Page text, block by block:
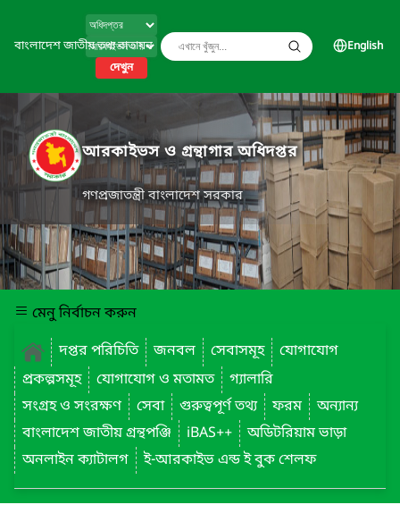
বাংলাদেশ জাতীয় তথ্য বাতায়ন
দেখুন
English
আরকাইভস ও গ্রন্থাগার অধিদপ্তর
গণপ্রজাতন্ত্রী বাংলাদেশ সরকার
মেনু নির্বাচন করুন
দপ্তর পরিচিতি
জনবল সেবাসমূহ
যোগাযোগ
প্রকল্পসমূহ
যোগাযোগ ও মতামত
গ্যালারি
সংগ্রহ ও সংরক্ষণ
সেবা গুরুত্বপূর্ণ তথ্য ফরম
অন্যান্য
বাংলাদেশ জাতীয় গ্রন্থপঞ্জি
iBAS++
অডিটরিয়াম ভাড়া
অনলাইন ক্যাটালগ
ই-আরকাইভ এন্ড ই বুক শেলফ